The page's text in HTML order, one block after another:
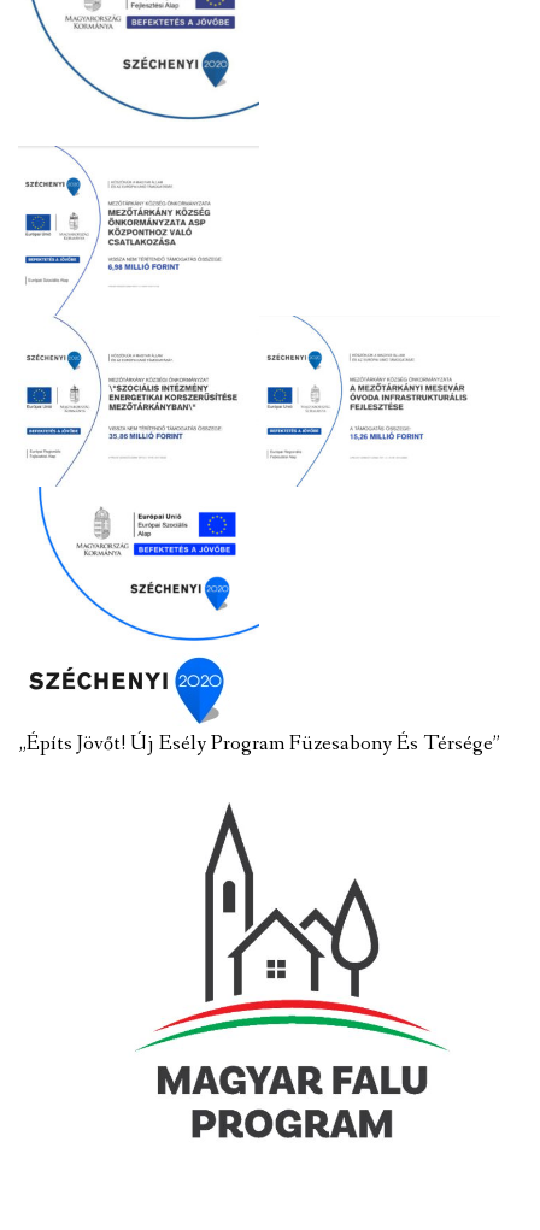
„Építs Jövőt! Új Esély Program Füzesabony És Térsége”